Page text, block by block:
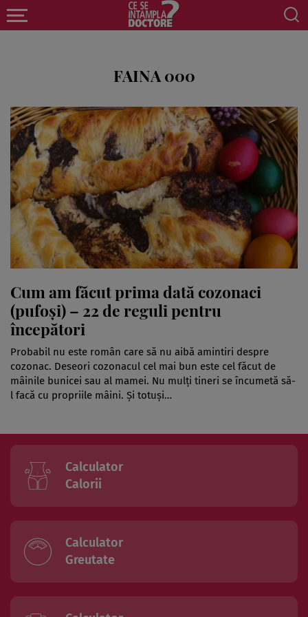
FAINA 000
Cum am făcut prima dată cozonaci
(pufoși) – 22 de reguli pentru
începători
Probabil nu este român care să nu aibă amintiri despre
cozonac. Deseori cozonacul cel mai bun este cel făcut de
mâinile bunicei sau al mamei. Nu mulți tineri se încumetă să-
l facă cu propriile mâini. Și totuși…
Calculator
Calorii
Calculator
Greutate